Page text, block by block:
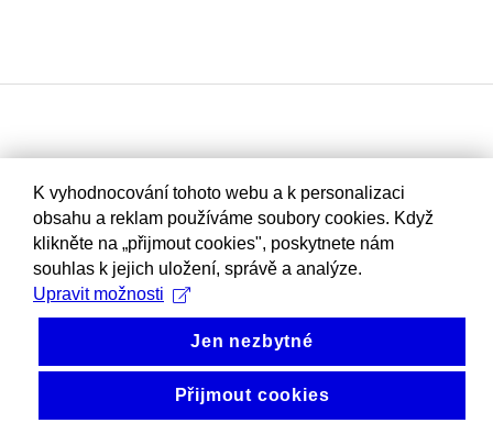
K vyhodnocování tohoto webu a k personalizaci
obsahu a reklam používáme soubory cookies. Když
klikněte na „přijmout cookies", poskytnete nám
souhlas k jejich uložení, správě a analýze.
Upravit možnosti
Jen nezbytné
Přijmout cookies